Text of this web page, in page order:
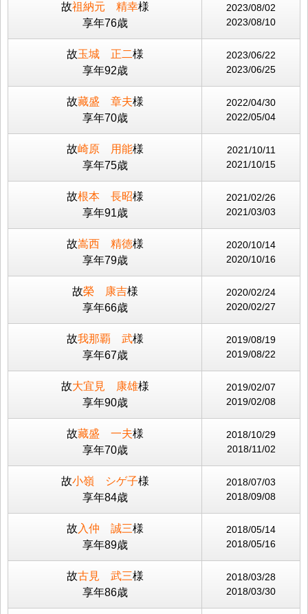
故祖納元 精幸様
享年76歳
2023/08/02
2023/08/10
故玉城 正二様
享年92歳
2023/06/22
2023/06/25
故藏盛 章夫様
享年70歳
2022/04/30
2022/05/04
故崎原 用能様
享年75歳
2021/10/11
2021/10/15
故根本 長昭様
享年91歳
2021/02/26
2021/03/03
故嵩西 精徳様
享年79歳
2020/10/14
2020/10/16
故榮 康吉様
享年66歳
2020/02/24
2020/02/27
故我那覇 武様
享年67歳
2019/08/19
2019/08/22
故大宜見 康雄様
享年90歳
2019/02/07
2019/02/08
故藏盛 一夫様
享年70歳
2018/10/29
2018/11/02
故小嶺 シゲ子様
享年84歳
2018/07/03
2018/09/08
故 入仲 誠三様
享年89歳
2018/05/14
2018/05/16
故古見 武三様
享年86歳
2018/03/28
2018/03/30